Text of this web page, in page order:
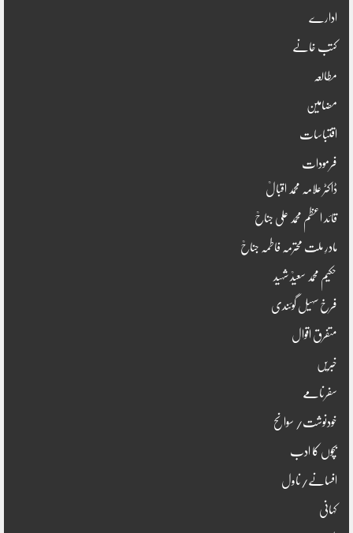
ادارے
کتب خانے
مطالعہ
مضامین
اقتباسات
فرمودات
ڈاکٹر علامہ محمد اقبالؒ
قائد اعظم محمد علی جناحؒ
مادرِ ملت محترمہ فاطمہ جناحؒ
حکیم محمد سعیدؒ شہید
فرخ سہیل گوئندی
متفرق اقوال
خبریں
سفرنامے
خودنوشت/ سوانح
بچوں کا ادب
افسانے/ناول
کہانی